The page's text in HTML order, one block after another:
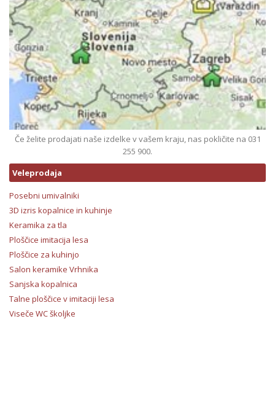
Če želite prodajati naše izdelke v vašem kraju, nas pokličite na 031
255 900.
Veleprodaja
Posebni umivalniki
3D izris kopalnice in kuhinje
Keramika za tla
Ploščice imitacija lesa
Ploščice za kuhinjo
Salon keramike Vrhnika
Sanjska kopalnica
Talne ploščice v imitaciji lesa
Viseče WC školjke